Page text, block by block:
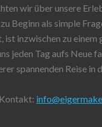
wir über unsere
Beginn als simple
ist inzwischen zu
jeden Tag aufs Neue
spannenden Reise in
Kontakt: